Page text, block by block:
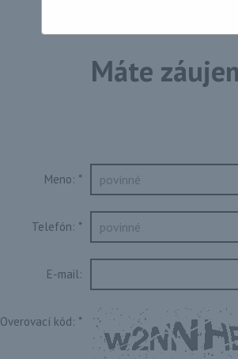
Máte
Meno: *
Telefón: *
E-mail:
Overovací kód: *